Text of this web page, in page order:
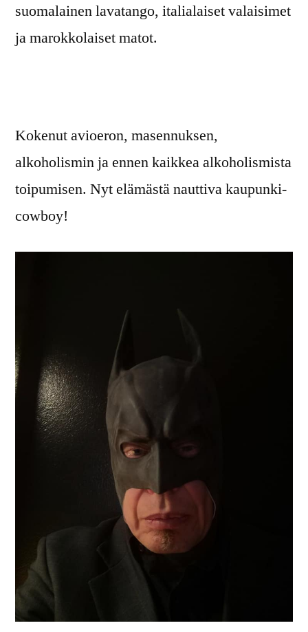
suomalainen lavatango, italialaiset valaisimet
ja marokkolaiset matot.
Kokenut avioeron, masennuksen,
alkoholismin ja ennen kaikkea alkoholismista
toipumisen. Nyt elämästä nauttiva kaupunki-
cowboy!